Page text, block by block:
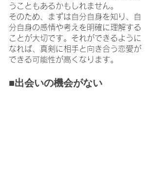
うこともあるかもしれません。
そのため、まずは自分自身を知り、自
分自身の感情や考えを明確に理解する
ことが大切です。それができるように
なれば、真剣に相手と向き合う恋愛が
できる可能性が高くなります。
■出会いの機会がない